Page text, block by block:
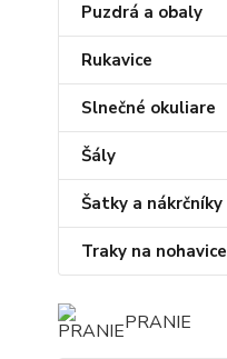
Puzdrá a obaly
Rukavice
Slnečné okuliare
Šály
Šatky a nákrčníky
Traky na nohavice
PRANIE